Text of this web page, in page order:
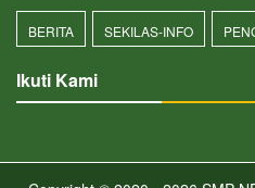
BERITA SEKILAS-INFO
Ikuti Kami